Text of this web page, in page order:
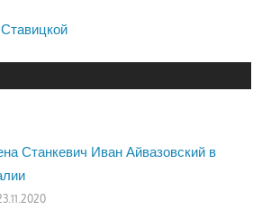
Станкевич Иван Айвазовский в